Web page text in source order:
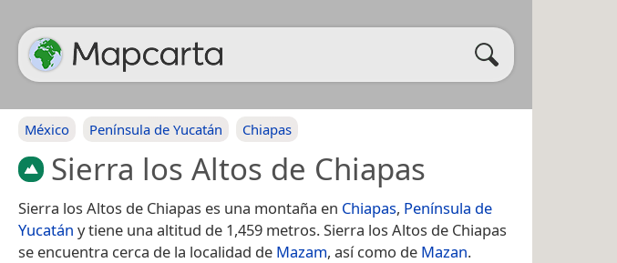
México Península de Yucatán Chiapas
Sierra los Altos de Chiapas
Sierra los Altos de Chiapas es una montaña en Chiapas, Península de
Yucatán y tiene una altitud de 1,459 metros. Sierra los Altos de Chiapas
se encuentra cerca de la localidad de Mazam, así como de Mazan.